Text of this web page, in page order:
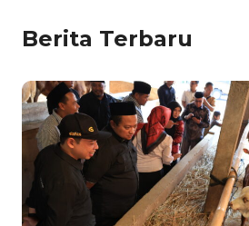
Berita Terbaru